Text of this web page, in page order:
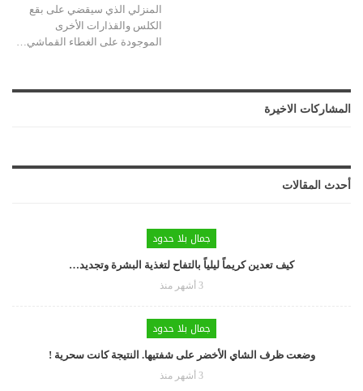
المنزلي الذي سيقضي على بقع
الكلس والقذارات الأخرى
الموجودة على الغطاء القماشي
المشاركات الاخيرة
أحدث المقالات
جمال بلا حدود
كيف تعدين كريماً ليلياً بالتفاح لتغذية البشرة وتجديد…
3 أشهر منذ
جمال بلا حدود
وضعت ظرف الشاي الأخضر على شفتيها. النتيجة كانت سحرية !
3 أشهر منذ